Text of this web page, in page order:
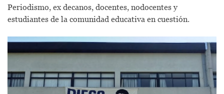
Periodismo, ex decanos, docentes, nodocentes y
estudiantes de la comunidad educativa en cuestión.